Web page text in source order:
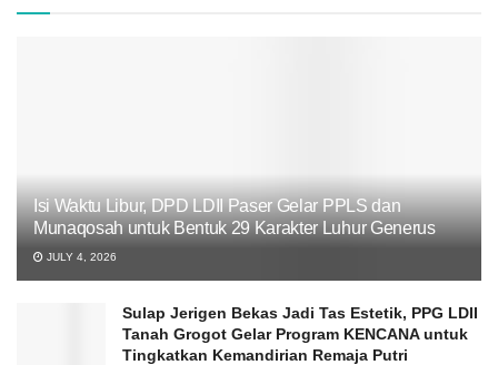
Isi Waktu Libur, DPD LDII Paser Gelar PPLS dan
Munaqosah untuk Bentuk 29 Karakter Luhur Generus
JULY 4, 2026
Sulap Jerigen Bekas Jadi Tas Estetik, PPG LDII
Tanah Grogot Gelar Program KENCANA untuk
Tingkatkan Kemandirian Remaja Putri